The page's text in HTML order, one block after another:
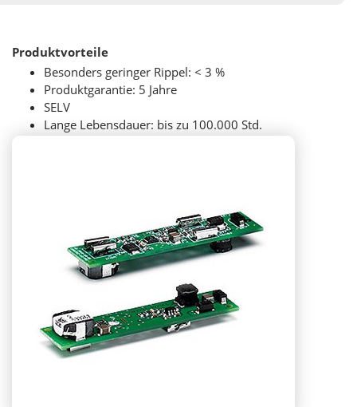
Produktvorteile
Besonders geringer Rippel: < 3 %
Produktgarantie: 5 Jahre
SELV
Lange Lebensdauer: bis zu 100.000 Std.